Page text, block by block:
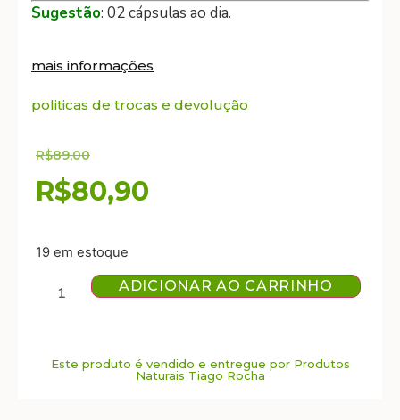
Sugestão: 02 cápsulas ao dia.
mais informações
politicas de trocas e devolução
R$89,00
R$80,90
19 em estoque
ADICIONAR AO CARRINHO
Este produto é vendido e entregue por Produtos
Naturais Tiago Rocha